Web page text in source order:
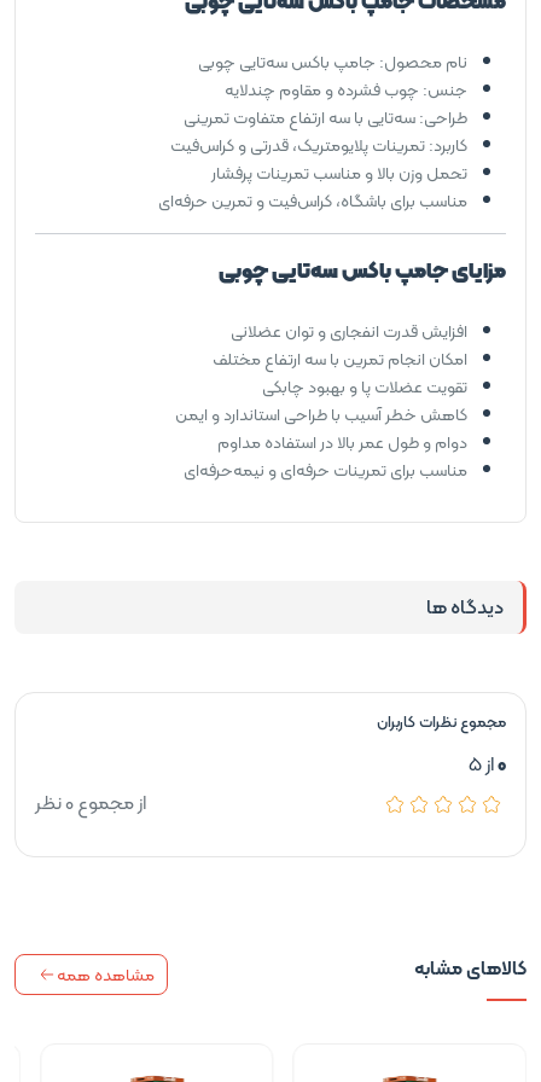
نام محصول: جامپ باکس سه‌تایی چوبی
جنس: چوب فشرده و مقاوم چندلایه
طراحی: سه‌تایی با سه ارتفاع متفاوت تمرینی
کاربرد: تمرینات پلایومتریک، قدرتی و کراس‌فیت
تحمل وزن بالا و مناسب تمرینات پرفشار
مناسب برای باشگاه، کراس‌فیت و تمرین حرفه‌ای
مزایای جامپ باکس سه‌تایی چوبی
افزایش قدرت انفجاری و توان عضلانی
امکان انجام تمرین با سه ارتفاع مختلف
تقویت عضلات پا و بهبود چابکی
کاهش خطر آسیب با طراحی استاندارد و ایمن
دوام و طول عمر بالا در استفاده مداوم
مناسب برای تمرینات حرفه‌ای و نیمه‌حرفه‌ای
کالاهای مشابه مشاهده همه
دیدگاه ها
مجموع نظرات کاربران
0از 5
از مجموع 0 نظر